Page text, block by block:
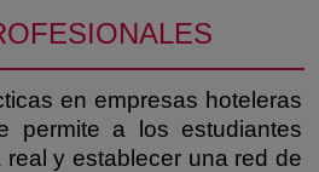
en empresas hoteleras
permite a los estudiantes
y establecer una red de